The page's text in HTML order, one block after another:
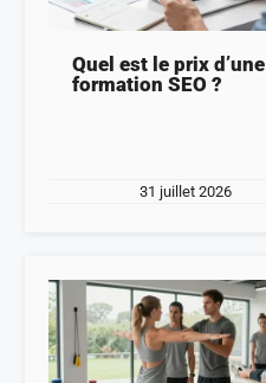
Quel est le prix d’une
formation SEO ?
31 juillet 2026